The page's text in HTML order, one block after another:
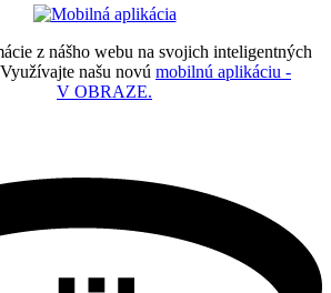
z nášho webu na svojich inteligentných
našu novú mobilnú aplikáciu -
V OBRAZE.